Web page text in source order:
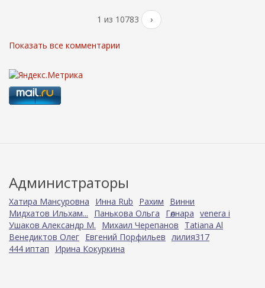
1 из 10783 ›
Показать все комментарии
Администраторы
Хатира Мансуровна Инна Rub Рахим
Винни
Мидхатов Ильхам...
Панькова Ольга Гөлнара venera i
Ушаков Александр М.
Михаил Черепанов
Tatiana Al
Венедиктов Олег Евгений Порфильев лилия317
444 иптап
Ирина Кокуркина